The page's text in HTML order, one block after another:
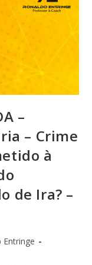
–
– Crime
à
de Ira? –